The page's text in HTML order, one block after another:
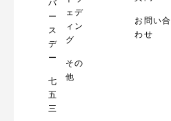
ー
ス
デ
ー
七
五
三
ェデ
ィン
グ
その
他
お問い合
わせ